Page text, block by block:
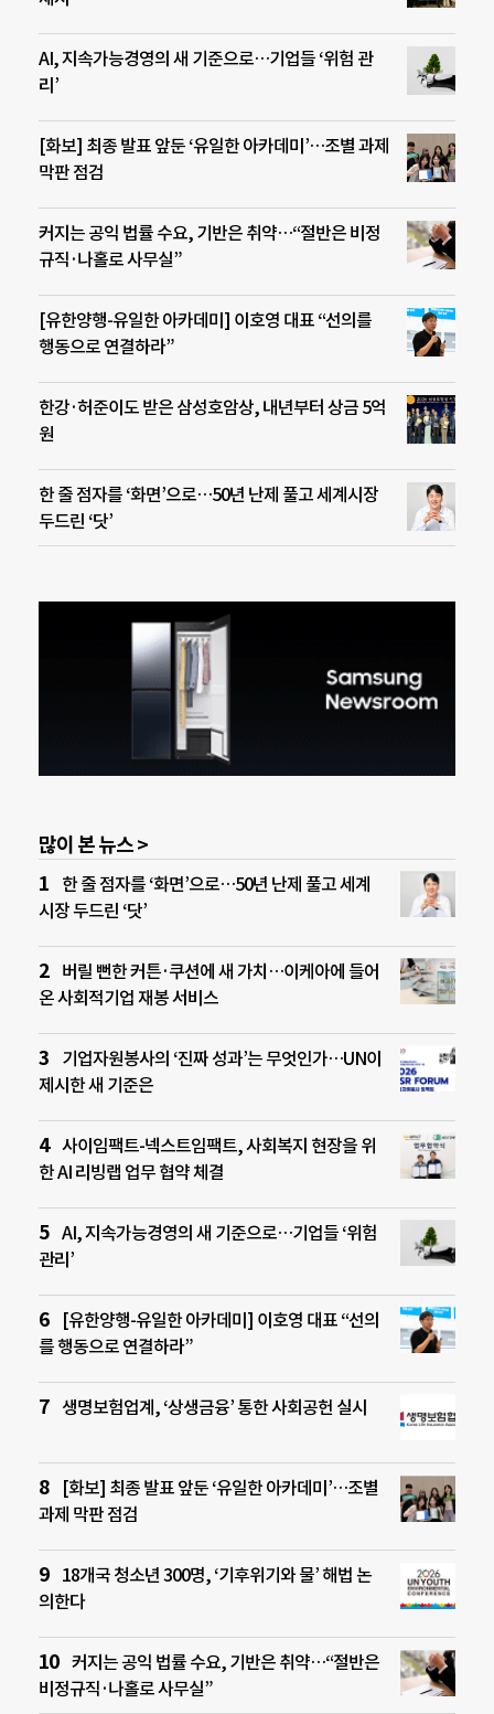
AI, 지속가능경영의 새 기준으로…기업들 ‘위험 관
리’
[화보] 최종 발표 앞둔 ‘유일한 아카데미’…조별 과제
막판 점검
커지는 공익 법률 수요, 기반은 취약…“절반은 비정
규직·나홀로 사무실”
[유한양행-유일한 아카데미] 이호영 대표 “선의를
행동으로 연결하라”
한강·허준이도 받은 삼성호암상, 내년부터 상금 5억
원
한 줄 점자를 ‘화면’으로…50년 난제 풀고 세계시장
두드린 ‘닷’
많이 본 뉴스 >
한 줄 점자를 ‘화면’으로…50년 난제 풀고 세계
시장 두드린 ‘닷’
버릴 뻔한 커튼·쿠션에 새 가치…이케아에 들어
온 사회적기업 재봉 서비스
기업자원봉사의 ‘진짜 성과’는 무엇인가…UN이
제시한 새 기준은
사이임팩트-넥스트임팩트, 사회복지 현장을 위
한 AI 리빙랩 업무 협약 체결
AI, 지속가능경영의 새 기준으로…기업들 ‘위험
관리’
[유한양행-유일한 아카데미] 이호영 대표 “선의
를 행동으로 연결하라”
생명보험업계, ‘상생금융’ 통한 사회공헌 실시
[화보] 최종 발표 앞둔 ‘유일한 아카데미’…조별
과제 막판 점검
18개국 청소년 300명, ‘기후위기와 물’ 해법 논
의한다
커지는 공익 법률 수요, 기반은 취약…“절반은
비정규직·나홀로 사무실”